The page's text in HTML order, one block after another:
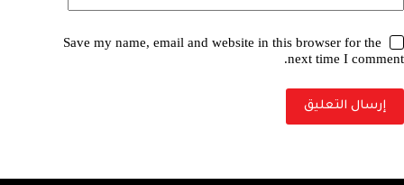
Save my name, email and website in this browser for the
next time I comment.
إرسال التعليق